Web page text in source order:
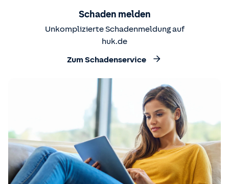
Schaden melden
Unkomplizierte Schadenmeldung auf
huk.de
Zum Schadenservice